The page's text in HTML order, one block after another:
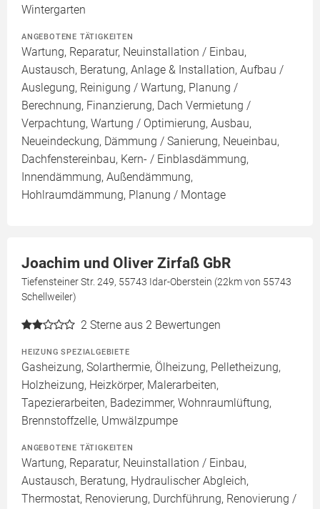
Wintergarten
ANGEBOTENE TÄTIGKEITEN
Wartung, Reparatur, Neuinstallation / Einbau,
Austausch, Beratung, Anlage & Installation, Aufbau /
Auslegung, Reinigung / Wartung, Planung /
Berechnung, Finanzierung, Dach Vermietung /
Verpachtung, Wartung / Optimierung, Ausbau,
Neueindeckung, Dämmung / Sanierung, Neueinbau,
Dachfenstereinbau, Kern- / Einblasdämmung,
Innendämmung, Außendämmung,
Hohlraumdämmung, Planung / Montage
Joachim und Oliver Zirfaß GbR
Tiefensteiner Str. 249, 55743 Idar-Oberstein (22km von 55743
Schellweiler)
2 Sterne aus 2 Bewertungen
HEIZUNG SPEZIALGEBIETE
Gasheizung, Solarthermie, Ölheizung, Pelletheizung,
Holzheizung, Heizkörper, Malerarbeiten,
Tapezierarbeiten, Badezimmer, Wohnraumlüftung,
Brennstoffzelle, Umwälzpumpe
ANGEBOTENE TÄTIGKEITEN
Wartung, Reparatur, Neuinstallation / Einbau,
Austausch, Beratung, Hydraulischer Abgleich,
Thermostat, Renovierung, Durchführung, Renovierung /